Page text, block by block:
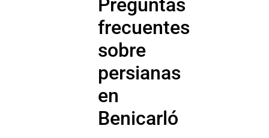
Preguntas
frecuentes
sobre
persianas
en
Benicarló